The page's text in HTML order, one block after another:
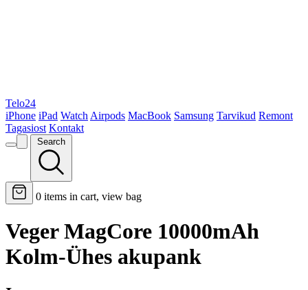
Telo24
iPhone iPad Watch Airpods MacBook Samsung Tarvikud Remont
Tagasiost Kontakt
Search
0 items in cart, view bag
Veger MagCore 10000mAh
Kolm-Ühes akupank